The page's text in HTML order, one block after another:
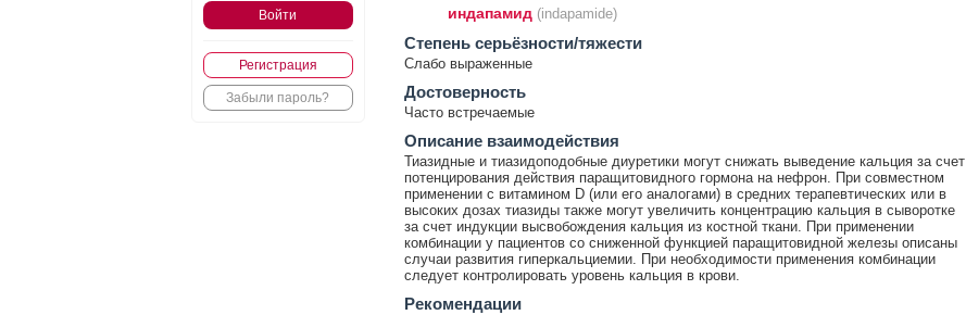
Регистрация
Забыли пароль?
индапамид (indapamide)
Cтепень серьёзности/тяжести
Слабо выраженные
Достоверность
Часто встречаемые
Описание взаимодействия
Тиазидные и тиазидоподобные диуретики могут снижать выведение кальция за счет
потенцирования действия паращитовидного гормона на нефрон. При совместном
применении с витамином D (или его аналогами) в средних терапевтических или в
высоких дозах тиазиды также могут увеличить концентрацию кальция в сыворотке
за счет индукции высвобождения кальция из костной ткани. При применении
комбинации у пациентов со сниженной функцией паращитовидной железы описаны
случаи развития гиперкальциемии. При необходимости применения комбинации
следует контролировать уровень кальция в крови.
Рекомендации